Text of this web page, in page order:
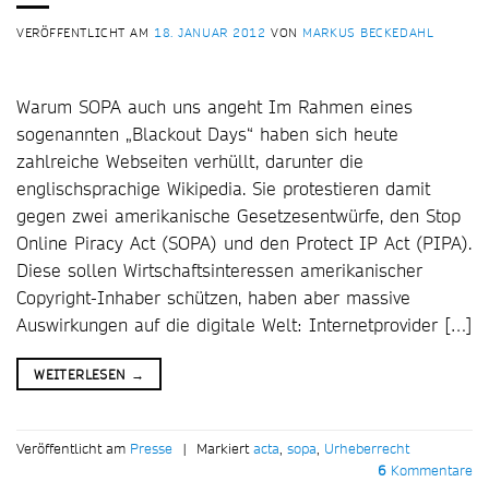
VERÖFFENTLICHT AM 18. JANUAR 2012 VON MARKUS BECKEDAHL
Warum SOPA auch uns angeht Im Rahmen eines
sogenannten „Blackout Days“ haben sich heute
zahlreiche Webseiten verhüllt, darunter die
englischsprachige Wikipedia. Sie protestieren damit
gegen zwei amerikanische Gesetzesentwürfe, den Stop
Online Piracy Act (SOPA) und den Protect IP Act (PIPA).
Diese sollen Wirtschaftsinteressen amerikanischer
Copyright-Inhaber schützen, haben aber massive
Auswirkungen auf die digitale Welt: Internetprovider […]
WEITERLESEN →
Veröffentlicht am Presse | Markiertacta, sopa, Urheberrecht
6 Kommentare